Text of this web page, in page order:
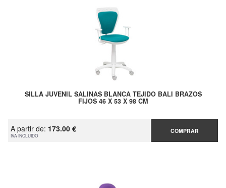
SILLA JUVENIL SALINAS BLANCA TEJIDO BALI BRAZOS
FIJOS 46 X 53 X 98 CM
A partir de: 173.00 €
IVA INCLUIDO
COMPRAR